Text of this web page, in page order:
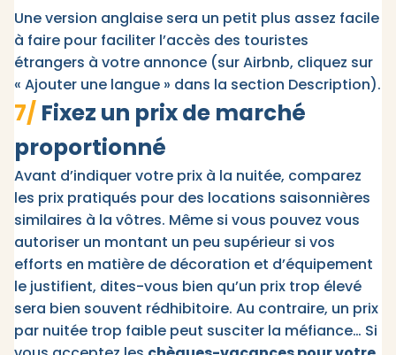
Une version anglaise sera un petit plus assez facile
à faire pour faciliter l’accès des touristes
étrangers à votre annonce (sur Airbnb, cliquez sur
« Ajouter une langue » dans la section Description).
7/ Fixez un prix de marché
proportionné
Avant d’indiquer votre prix à la nuitée, comparez
les prix pratiqués pour des locations saisonnières
similaires à la vôtres. Même si vous pouvez vous
autoriser un montant un peu supérieur si vos
efforts en matière de décoration et d’équipement
le justifient, dites-vous bien qu’un prix trop élevé
sera bien souvent rédhibitoire. Au contraire, un prix
par nuitée trop faible peut susciter la méfiance… Si